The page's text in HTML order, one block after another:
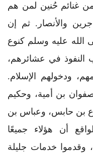
غنائم حُنين لمن هم
والأنصار. ثم إن
الله عليه وسلم كنوع
النفوذ في عشائرهم،
ودخولهم الإسلام.
بن أمية، وحكيم
بن حابس، وعباس بن
أن هؤلاء جميعًا
وقدموا خدمات جليلة